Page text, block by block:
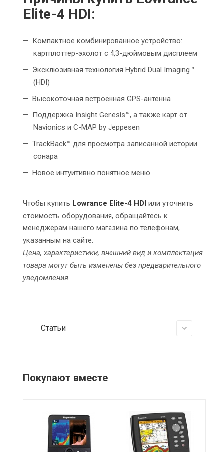
Elite-4 HDI:
Компактное комбинированное устройство:
картплоттер-эхолот с 4,3-дюймовым дисплеем
Эксклюзивная технология Hybrid Dual Imaging™
(HDI)
Высокоточная встроенная GPS-антенна
Поддержка Insight Genesis™, а также карт от
Navionics и C-MAP by Jeppesen
TrackBack™ для просмотра записанной истории
сонара
Новое интуитивно понятное меню
Чтобы купить Lowrance Elite-4 HDI или уточнить
стоимость оборудования, обращайтесь к
менеджерам нашего магазина по телефонам,
указанным на сайте.
Цена, характеристики, внешний вид и комплектация
товара могут быть изменены без предварительного
уведомления.
Статьи
Покупают вместе
Питание
12 VDC
Частотный
диапазон
Питание
10-34 В
постоянного
тока